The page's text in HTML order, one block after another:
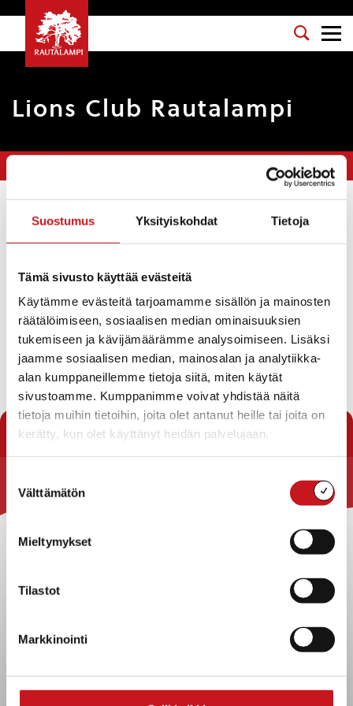
Suostumus Yksityiskohdat Tietoja
Tämä sivusto käyttää evästeitä
Käytämme evästeitä tarjoamamme sisällön ja mainosten
räätälöimiseen, sosiaalisen median ominaisuuksien
tukemiseen ja kävijämäärämme analysoimiseen. Lisäksi
jaamme sosiaalisen median, mainosalan ja analytiikka-
alan kumppaneillemme tietoja siitä, miten käytät
sivustoamme. Kumppanimme voivat yhdistää näitä
tietoja muihin tietoihin, joita olet antanut heille tai joita on
kerätty, kun olet käyttänyt heidän palvelujaan.
valinta
Välttämätön
Mieltymykset
Tilastot
Markkinointi
Lions Club Rautalampi
Lions Club Rautalampi
Vastuuhenkilö: Jouni Juhala
Sähköposti: juhalajouni@gmail.com
Puhelinnumero: 0405590225
Kategoria: Muut
Osoite : Kiviniementie 51c, Rautalampi, Suomi
« Yhdistykset
Rautalammin kunta
Kuntainfo
sopimukset
Evästeet